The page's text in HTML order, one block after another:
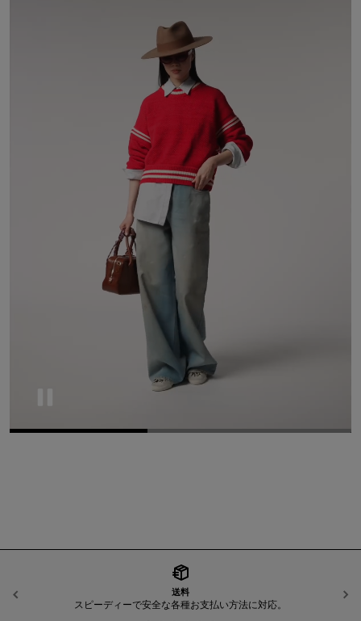
送料
スピーディーで安全な各種お支払い方法に対応。
前へ